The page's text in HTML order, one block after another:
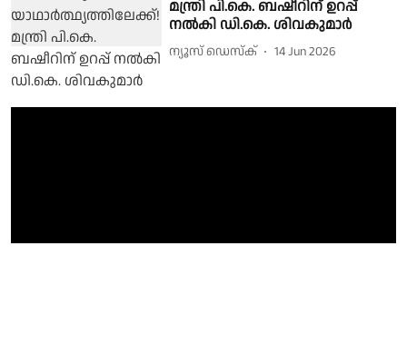
മന്ത്രി പി.കെ. ബഷീറിന് ഉറപ്പ്‌
നൽകി ഡി.കെ. ശിവകുമാർ
ന്യൂസ് ഡെസ്ക് 14 Jun 2026